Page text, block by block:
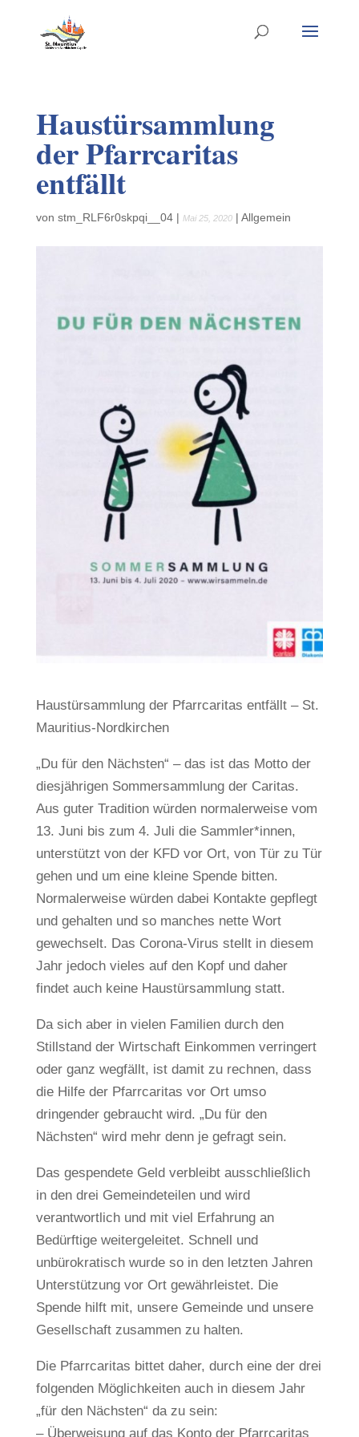
Haustürsammlung
der Pfarrcaritas
entfällt
von stm_RLF6r0skpqi__04| Mai 25, 2020| Allgemein
Haustürsammlung der Pfarrcaritas entfällt – St.
Mauritius-Nordkirchen
„Du für den Nächsten“ – das ist das Motto der
diesjährigen Sommersammlung der Caritas.
Aus guter Tradition würden normalerweise vom
13. Juni bis zum 4. Juli die Sammler*innen,
unterstützt von der KFD vor Ort, von Tür zu Tür
gehen und um eine kleine Spende bitten.
Normalerweise würden dabei Kontakte gepflegt
und gehalten und so manches nette Wort
gewechselt. Das Corona-Virus stellt in diesem
Jahr jedoch vieles auf den Kopf und daher
findet auch keine Haustürsammlung statt.
Da sich aber in vielen Familien durch den
Stillstand der Wirtschaft Einkommen verringert
oder ganz wegfällt, ist damit zu rechnen, dass
die Hilfe der Pfarrcaritas vor Ort umso
dringender gebraucht wird. „Du für den
Nächsten“ wird mehr denn je gefragt sein.
Das gespendete Geld verbleibt ausschließlich
in den drei Gemeindeteilen und wird
verantwortlich und mit viel Erfahrung an
Bedürftige weitergeleitet. Schnell und
unbürokratisch wurde so in den letzten Jahren
Unterstützung vor Ort gewährleistet. Die
Spende hilft mit, unsere Gemeinde und unsere
Gesellschaft zusammen zu halten.
Die Pfarrcaritas bittet daher, durch eine der drei
folgenden Möglichkeiten auch in diesem Jahr
„für den Nächsten“ da zu sein:
– Überweisung auf das Konto der Pfarrcaritas